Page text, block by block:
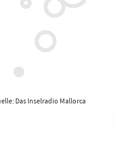
Das Inselradio Mallorca